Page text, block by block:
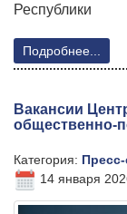
Республики
Подробнее...
Вакансии
общественно-
Категория:
14 января